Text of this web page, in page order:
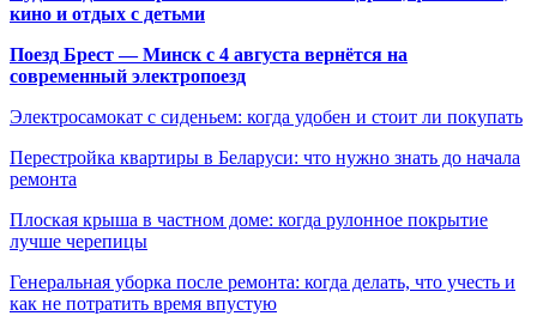
кино и отдых с детьми
Поезд Брест — Минск с 4 августа вернётся на
современный электропоезд
Электросамокат с сиденьем: когда удобен и стоит ли покупать
Перестройка квартиры в Беларуси: что нужно знать до начала
ремонта
Плоская крыша в частном доме: когда рулонное покрытие
лучше черепицы
Генеральная уборка после ремонта: когда делать, что учесть и
как не потратить время впустую